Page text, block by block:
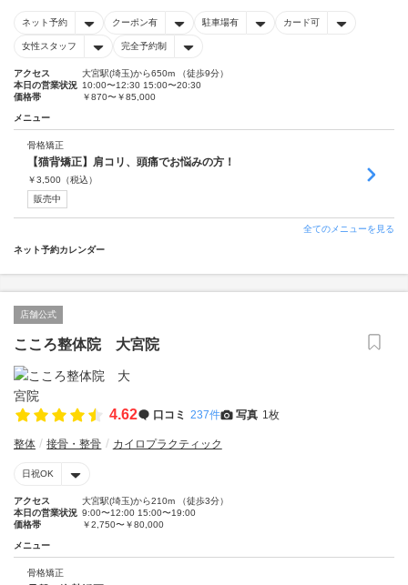
ネット予約 クーポン有 駐車場有 カード可
女性スタッフ 完全予約制
アクセス
大宮駅(埼玉)から650m （徒歩9分）
本日の営業状況 10:00〜12:30 15:00〜20:30
価格帯
￥870〜￥85,000
メニュー
骨格矯正
【猫背矯正】肩コリ、頭痛でお悩みの方！
￥3,500 （税込）
販売中
全てのメニューを見る
ネット予約カレンダー
店舗公式
こころ整体院 大宮院
4.62 口コミ 237件 写真 1枚
整体 接骨・整骨 カイロプラクティック
日祝OK
アクセス
大宮駅(埼玉)から210m （徒歩3分）
本日の営業状況 9:00〜12:00 15:00〜19:00
価格帯
￥2,750〜￥80,000
メニュー
骨格矯正